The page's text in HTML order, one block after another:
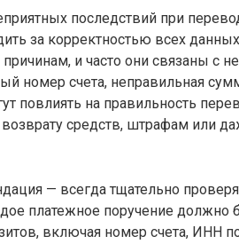
последствий при
за корректностью всех
и часто они связаны с
номер счета, неправильная
повлиять на правильность
средств, штрафам или
— всегда тщательно
платежное поручение должно
включая номер счета, ИНН